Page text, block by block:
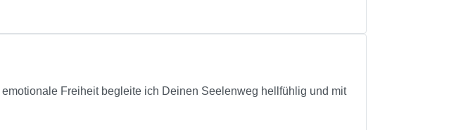
Freiheit begleite ich Deinen Seelenweg hellfühlig und mit